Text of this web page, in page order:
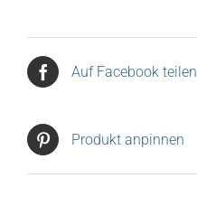
Auf Facebook teilen
Produkt anpinnen